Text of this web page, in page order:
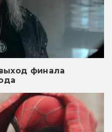
финала